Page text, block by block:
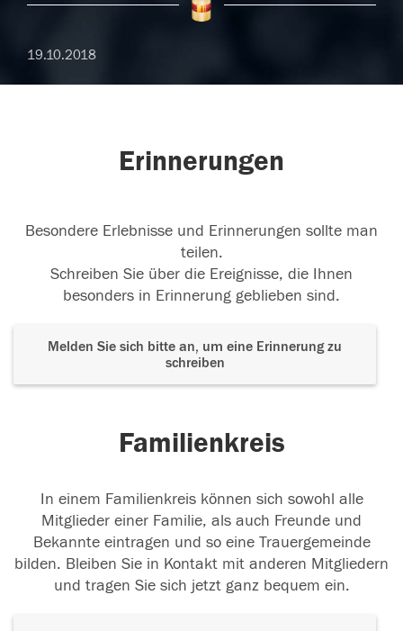
19.10.2018
Erinnerungen
Besondere Erlebnisse und Erinnerungen sollte man
teilen.
Schreiben Sie über die Ereignisse, die Ihnen
besonders in Erinnerung geblieben sind.
Melden Sie sich bitte an, um eine Erinnerung zu
schreiben
Familienkreis
In einem Familienkreis können sich sowohl alle
Mitglieder einer Familie, als auch Freunde und
Bekannte eintragen und so eine Trauergemeinde
bilden. Bleiben Sie in Kontakt mit anderen Mitgliedern
und tragen Sie sich jetzt ganz bequem ein.